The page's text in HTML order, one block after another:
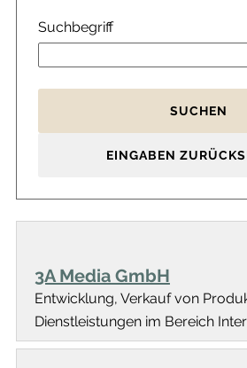
Suchbegriff
SUCHEN
EINGABEN
3A Media GmbH
Entwicklung, Verkauf von
Dienstleistungen im Bereich